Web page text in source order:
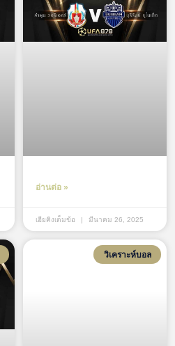
อ่านต่อ »
เฮียคิงเต็มข้อ มีนาคม 26, 2025
วิเคราะห์บอล